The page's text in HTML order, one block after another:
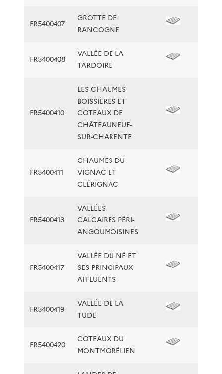
FR5400407
GROTTE DE
RANCOGNE
FR5400408
VALLÉE DE LA
TARDOIRE
FR5400410
LES CHAUMES
BOISSIÈRES ET
COTEAUX DE
CHÂTEAUNEUF-
SUR-CHARENTE
FR5400411
CHAUMES DU
VIGNAC ET
CLÉRIGNAC
FR5400413
VALLÉES
CALCAIRES PÉRI-
ANGOUMOISINES
FR5400417
VALLÉE DU NÉ ET
SES PRINCIPAUX
AFFLUENTS
FR5400419
VALLÉE DE LA
TUDE
FR5400420
COTEAUX DU
MONTMORÉLIEN